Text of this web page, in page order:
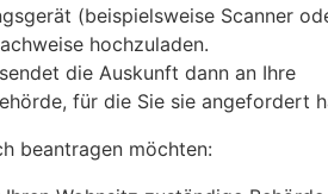
(beispielsweise Scanner
hochzuladen.
die Auskunft dann an Ihre
für die Sie sie angefordert
beantragen möchten: